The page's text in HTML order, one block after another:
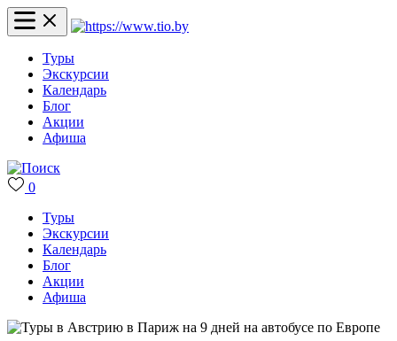
Туры
Экскурсии
Календарь
Блог
Акции
Афиша
0
Туры
Экскурсии
Календарь
Блог
Акции
Афиша